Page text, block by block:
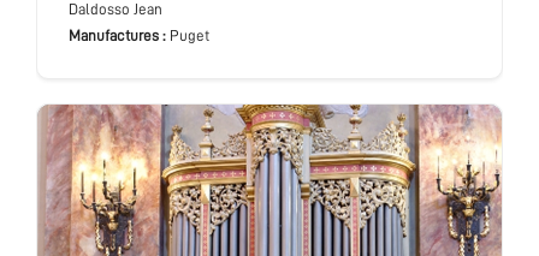
Daldosso Jean
Manufactures : Puget